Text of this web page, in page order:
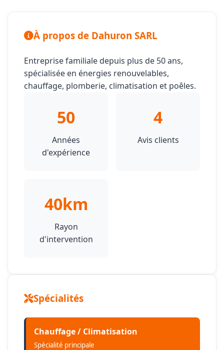
À propos de Dahuron SARL
Entreprise familiale depuis plus de 50 ans,
spécialisée en énergies renouvelables,
chauffage, plomberie, climatisation et poêles.
50
Années
d'expérience
4
Avis clients
40km
Rayon
d'intervention
Spécialités
Chauffage / Climatisation
Spécialité principale